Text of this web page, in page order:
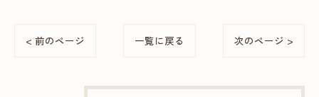
< 前のページ 一覧に戻る 次のページ >